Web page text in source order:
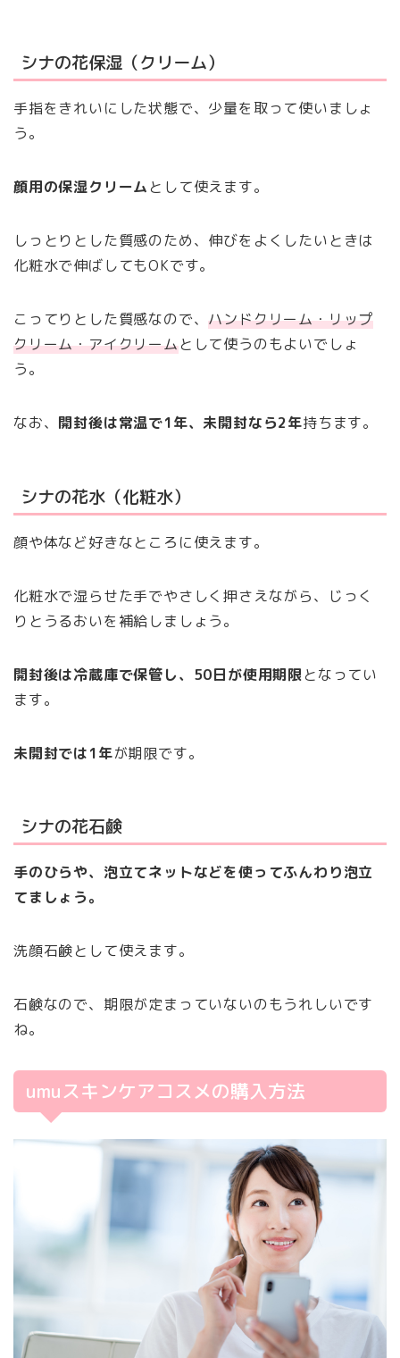
シナの花保湿（クリーム）
手指をきれいにした状態で、少量を取って使いましょ
う。
顔用の保湿クリームとして使えます。
しっとりとした質感のため、伸びをよくしたいときは
化粧水で伸ばしてもOKです。
こってりとした質感なので、ハンドクリーム・リップ
クリーム・アイクリームとして使うのもよいでしょ
う。
なお、 開封後は常温で1年、未開封なら2年持ちます。
シナの花水（化粧水）
顔や体など好きなところに使えます。
化粧水で湿らせた手でやさしく押さえながら、じっく
りとうるおいを補給しましょう。
開封後は冷蔵庫で保管し、50日が使用期限となってい
ます。
未開封では1年が期限です。
シナの花石鹸
手のひらや、泡立てネットなどを使ってふんわり泡立
てましょう。
洗顔石鹸として使えます。
石鹸なので、期限が定まっていないのもうれしいです
ね。
umuスキンケアコスメの購入方法